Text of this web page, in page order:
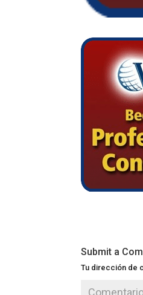
Submit a
Tu dirección de